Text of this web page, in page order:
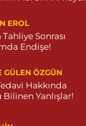
EROL
Sonrası
Endişe!
GÜLEN ÖZGÜN
Hakkında
Bilinen Yanlışlar!